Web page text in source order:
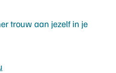
trouw aan jezelf in je